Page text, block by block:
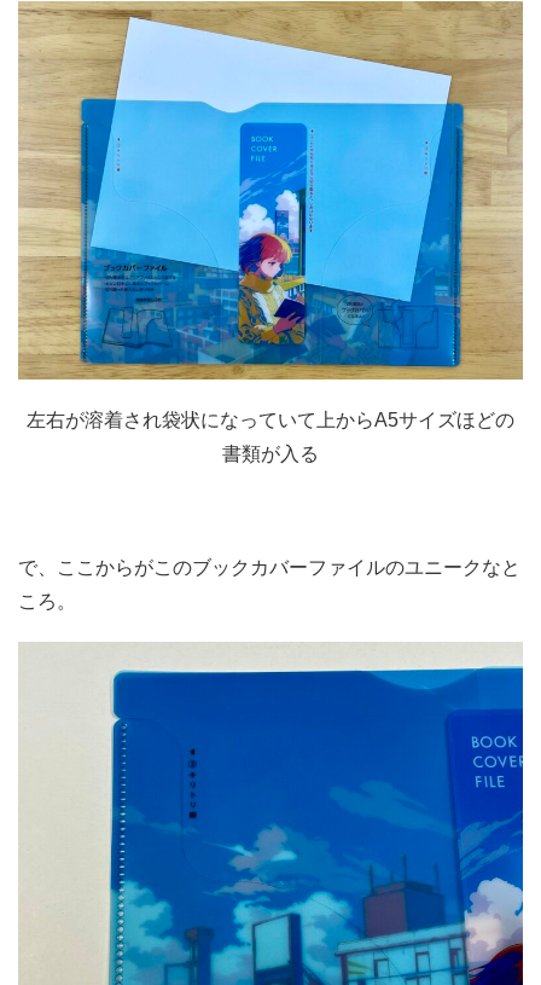
左右が溶着され袋状になっていて上からA5サイズほどの
書類が入る
で、ここからがこのブックカバーファイルのユニークなと
ころ。